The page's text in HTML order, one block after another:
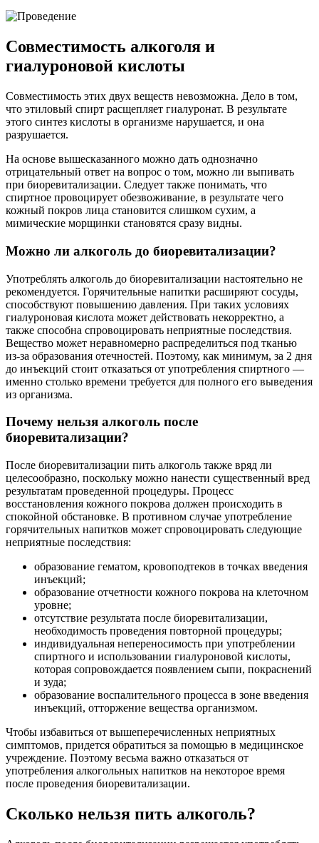
Совместимость алкоголя и
гиалуроновой кислоты
Совместимость этих двух веществ невозможна. Дело в том,
что этиловый спирт расщепляет гиалуронат. В результате
этого синтез кислоты в организме нарушается, и она
разрушается.
На основе вышесказанного можно дать однозначно
отрицательный ответ на вопрос о том, можно ли выпивать
при биоревитализации. Следует также понимать, что
спиртное провоцирует обезвоживание, в результате чего
кожный покров лица становится слишком сухим, а
мимические морщинки становятся сразу видны.
Можно ли алкоголь до биоревитализации?
Употреблять алкоголь до биоревитализации настоятельно не
рекомендуется. Горячительные напитки расширяют сосуды,
способствуют повышению давления. При таких условиях
гиалуроновая кислота может действовать некорректно, а
также способна спровоцировать неприятные последствия.
Вещество может неравномерно распределиться под тканью
из-за образования отечностей. Поэтому, как минимум, за 2 дня
до инъекций стоит отказаться от употребления спиртного —
именно столько времени требуется для полного его выведения
из организма.
Почему нельзя алкоголь после
биоревитализации?
После биоревитализации пить алкоголь также вряд ли
целесообразно, поскольку можно нанести существенный вред
результатам проведенной процедуры. Процесс
восстановления кожного покрова должен происходить в
спокойной обстановке. В противном случае употребление
горячительных напитков может спровоцировать следующие
неприятные последствия:
образование гематом, кровоподтеков в точках введения
инъекций;
образование отчетности кожного покрова на клеточном
уровне;
отсутствие результата после биоревитализации,
необходимость проведения повторной процедуры;
индивидуальная непереносимость при употреблении
спиртного и использовании гиалуроновой кислоты,
которая сопровождается появлением сыпи, покраснений
и зуда;
образование воспалительного процесса в зоне введения
инъекций, отторжение вещества организмом.
Чтобы избавиться от вышеперечисленных неприятных
симптомов, придется обратиться за помощью в медицинское
учреждение. Поэтому весьма важно отказаться от
употребления алкогольных напитков на некоторое время
после проведения биоревитализации.
Сколько нельзя пить алкоголь?